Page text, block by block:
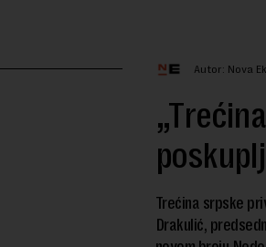
Autor: Nova
Trećina srpske
Drakulić,